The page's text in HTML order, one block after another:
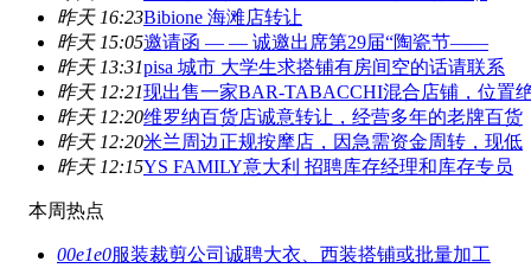
昨天 16:23Bibione 海滩店转让
昨天 15:05邀请函 — — 诚邀出席第29届“陶瓷节——
昨天 13:31pisa 城市 大学生求搭铺有房间空的话请联系
昨天 12:21现出售一家BAR-TABACCHI混合店铺，位置
昨天 12:20维罗纳百货店诚意转让，经营多年的老牌百货
昨天 12:20米兰周边正规按摩店，因急需资金周转，现低
昨天 12:15YS FAMILY意大利 招聘库存经理和库存专员
本周热点
00e1e0服装裁剪公司诚聘大衣、西装搭铺或批量加工